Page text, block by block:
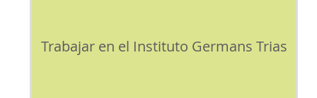
Trabajar en el Instituto Germans Trias